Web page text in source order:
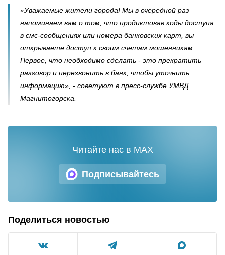
«Уважаемые жители города! Мы в очередной раз
напоминаем вам о том, что продиктовав коды доступа
в смс-сообщениях или номера банковских карт, вы
открываете доступ к своим счетам мошенникам.
Первое, что необходимо сделать - это прекратить
разговор и перезвонить в банк, чтобы уточнить
информацию», - советуют в пресс-службе УМВД
Магнитогорска.
Подписывайтесь
Читайте нас в MAX
Поделиться новостью